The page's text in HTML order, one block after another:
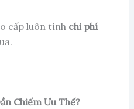
cấp luôn tính chi phí
Chiếm Ưu Thế?